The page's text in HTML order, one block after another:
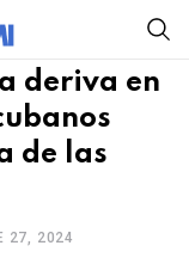
deriva en
de las
27, 2024